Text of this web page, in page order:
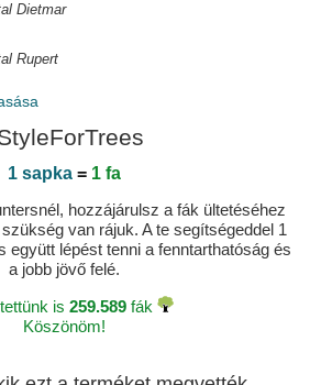
Dietmar
Rupert
1 sapka= 1 fa
hozzájárulsz a fák ültetéséhez
van rájuk. A te segítségeddel 1
együtt lépést tenni a fenntarthatóság és
a jobb jövő felé.
is 259.589fák
Köszönöm!